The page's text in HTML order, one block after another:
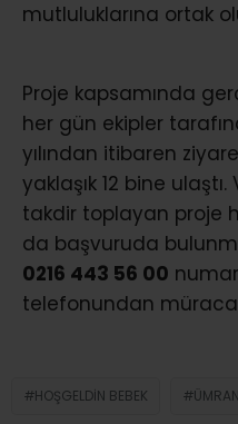
mutluluklarına ortak
Proje kapsamında
her gün ekipler
yılından itibaren
yaklaşık 12 bine
takdir toplayan proje
da başvuruda
0216 443 56 00
telefonundan
HOŞGELDIN BEBEK